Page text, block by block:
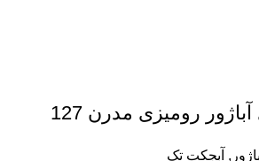
رومیزی مدرن 127
آباژور , آبجکت تک